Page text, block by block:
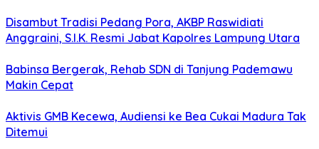
Disambut Tradisi Pedang Pora, AKBP Raswidiati
Anggraini, S.I.K. Resmi Jabat Kapolres Lampung Utara
Babinsa Bergerak, Rehab SDN di Tanjung Pademawu
Makin Cepat
Aktivis GMB Kecewa, Audiensi ke Bea Cukai Madura Tak
Ditemui